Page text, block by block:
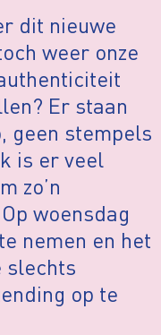
dit nieuwe
weer onze
Er staan
geen stempels
is er veel
zo’n
woensdag
nemen en het
slechts
op te